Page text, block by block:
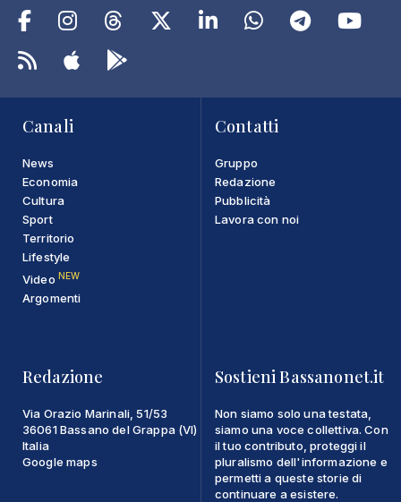
Canali
News
Economia
Cultura
Sport
Territorio
Lifestyle
Video NEW
Argomenti
Contatti
Gruppo
Redazione
Pubblicità
Lavora con noi
Redazione
Via Orazio Marinali, 51/53
36061 Bassano del Grappa (VI)
Italia
Google maps
Sostieni Bassanonet.it
Non siamo solo una testata,
siamo una voce collettiva. Con
il tuo contributo, proteggi il
pluralismo dell'informazione e
permetti a queste storie di
continuare a esistere.